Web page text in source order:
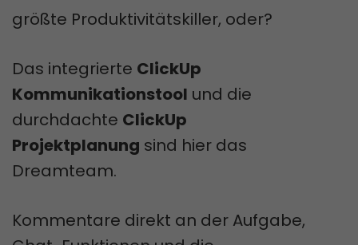
größte Produktivitätskiller, oder?
Das integrierte ClickUp
Kommunikationstool und die
durchdachte ClickUp
Projektplanung sind hier das
Dreamteam.
Kommentare direkt an der Aufgabe,